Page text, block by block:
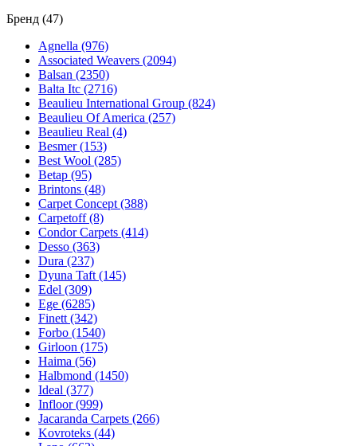
Бренд (47)
Agnella (976)
Associated Weavers (2094)
Balsan (2350)
Balta Itc (2716)
Beaulieu International Group (824)
Beaulieu Of America (257)
Beaulieu Real (4)
Besmer (153)
Best Wool (285)
Betap (95)
Brintons (48)
Carpet Concept (388)
Carpetoff (8)
Condor Carpets (414)
Desso (363)
Dura (237)
Dyuna Taft (145)
Edel (309)
Ege (6285)
Finett (342)
Forbo (1540)
Girloon (175)
Haima (56)
Halbmond (1450)
Ideal (377)
Infloor (999)
Jacaranda Carpets (266)
Kovroteks (44)